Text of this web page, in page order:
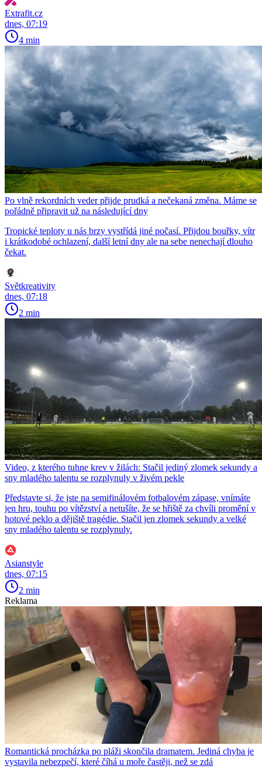
Extrafit.cz
dnes, 07:19
4 min
Po vlně rekordních veder přijde prudká a nečekaná změna. Máme se
pořádně připravit už na následující dny
Tropické teploty u nás brzy vystřídá jiné počasí. Přijdou bouřky, vítr
i krátkodobé ochlazení, další letní dny ale na sebe nenechají dlouho
čekat.
Světkreativity
dnes, 07:18
2 min
Video, z kterého tuhne krev v žilách: Stačil jediný zlomek sekundy a
sny mladého talentu se rozplynuly v živém pekle
Představte si, že jste na semifinálovém fotbalovém zápase, vnímáte
jen hru, touhu po vítězství a netušíte, že se hřiště za chvíli promění v
hotové peklo a dějiště tragédie. Stačil jen zlomek sekundy a velké
sny mladého talentu se rozplynuly.
Asianstyle
dnes, 07:15
2 min
Reklama
Romantická procházka po pláži skončila dramatem. Jediná chyba je
vystavila nebezpečí, které číhá u moře častěji, než se zdá